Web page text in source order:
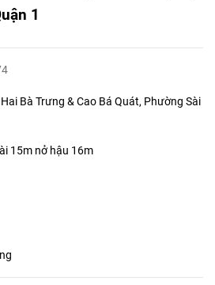
1
Bà Trưng & Cao Bá Quát, Phường Sài
15m nở hậu 16m